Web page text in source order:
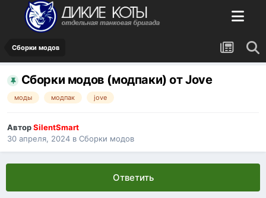
Сборки модов
Сборки модов (модпаки) от Jove
моды модпак jove
АвторSilentSmart
30 апреля, 2024 в Сборки модов
Ответить